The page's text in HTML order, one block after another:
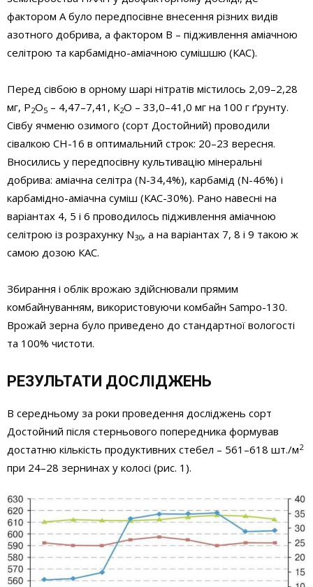
фактором А було передпосівне внесення різних видів
азотного добрива, а фактором В – підживлення аміачною
селітрою та карбамідно-аміачною сумішшю (КАС).
Перед сівбою в орному шарі нітратів містилось 2,09–2,28
мг, Р2О5 – 4,47–7,41, К2О – 33,0–41,0 мг на 100 г ґрунту.
Сівбу ячменю озимого (сорт Достойний) проводили
сівалкою СН-16 в оптимальний строк: 20–23 вересня.
Вносились у передпосівну культивацію мінеральні
добрива: аміачна селітра (N-34,4%), карбамід (N-46%) і
карбамідно-аміачна суміш (КАС-30%). Рано навесні на
варіантах 4, 5 і 6 проводилось підживлення аміачною
селітрою із розрахунку N30, а на варіантах 7, 8 і 9 такою ж
самою дозою КАС.
Збирання і облік врожаю здійснювали прямим
комбайнуванням, використовуючи комбайн Sampo-130.
Врожай зерна було приведено до стандартної вологості
та 100% чистоти.
РЕЗУЛЬТАТИ ДОСЛІДЖЕНЬ
В середньому за роки проведення досліджень сорт
Достойний після стерньового попередника формував
достатню кількість продуктивних стебел – 561–618 шт./м2
при 24–28 зернинах у колосі (рис. 1).